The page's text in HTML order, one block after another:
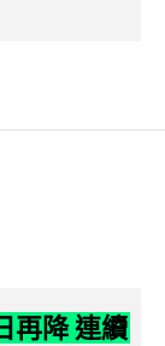
再降 連續